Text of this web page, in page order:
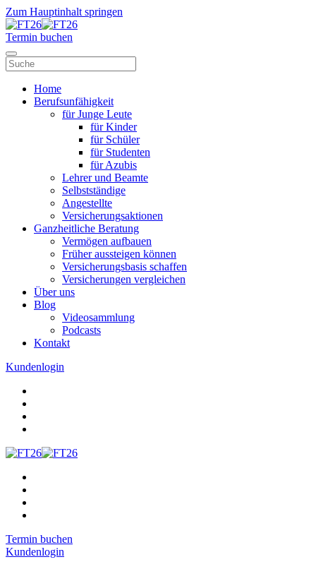
Zum Hauptinhalt springen
Termin buchen
Home
Berufsunfähigkeit
für Junge Leute
für Kinder
für Schüler
für Studenten
für Azubis
Lehrer und Beamte
Selbstständige
Angestellte
Versicherungsaktionen
Ganzheitliche Beratung
Vermögen aufbauen
Früher aussteigen können
Versicherungsbasis schaffen
Versicherungen vergleichen
Über uns
Blog
Videosammlung
Podcasts
Kontakt
Kundenlogin
Termin buchen
Kundenlogin